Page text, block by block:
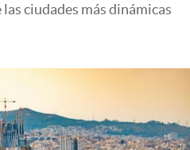
ciudades más dinámicas